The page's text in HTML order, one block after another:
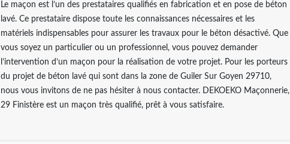
Le maçon est l’un des prestataires qualifiés en fabrication et en pose de béton
lavé. Ce prestataire dispose toute les connaissances nécessaires et les
matériels indispensables pour assurer les travaux pour le béton désactivé. Que
vous soyez un particulier ou un professionnel, vous pouvez demander
l’intervention d’un maçon pour la réalisation de votre projet. Pour les porteurs
du projet de béton lavé qui sont dans la zone de Guiler Sur Goyen 29710,
nous vous invitons de ne pas hésiter à nous contacter. DEKOEKO Maçonnerie,
29 Finistère est un maçon très qualifié, prêt à vous satisfaire.